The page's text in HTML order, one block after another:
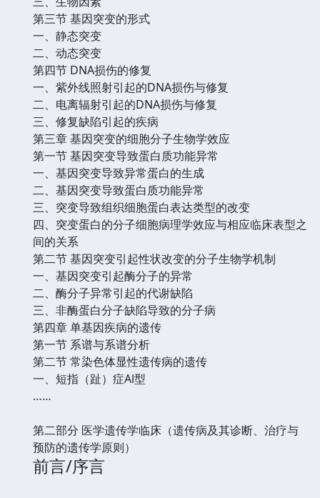
第三节 基因突变的形式
一、静态突变
二、动态突变
第四节 DNA损伤的修复
一、紫外线照射引起的DNA损伤与修复
二、电离辐射引起的DNA损伤与修复
三、修复缺陷引起的疾病
第三章 基因突变的细胞分子生物学效应
第一节 基因突变导致蛋白质功能异常
一、基因突变导致异常蛋白的生成
二、基因突变导致蛋白质功能异常
三、突变导致组织细胞蛋白表达类型的改变
四、突变蛋白的分子细胞病理学效应与相应临床表型之
间的关系
第二节 基因突变引起性状改变的分子生物学机制
一、基因突变引起酶分子的异常
二、酶分子异常引起的代谢缺陷
三、非酶蛋白分子缺陷导致的分子病
第四章 单基因疾病的遗传
第一节 系谱与系谱分析
第二节 常染色体显性遗传病的遗传
一、短指（趾）症Al型
……
第二部分 医学遗传学临床（遗传病及其诊断、治疗与
预防的遗传学原则）
前言/序言